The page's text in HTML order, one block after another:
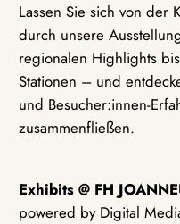
Lassen Sie sich von der
durch unsere
regionalen Highlights
Stationen – und
und Besucher:innen-
zusammenfließen.
Exhibits @ FH
powered by Digital